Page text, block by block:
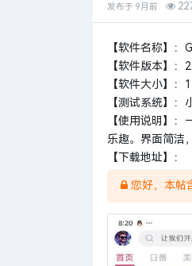
发布于 9月前
【软件名称】：
【软件版本】：
【软件大小】：
【测试系统】：
【使用说明】
乐趣。界面简洁
【下载地址】：
您好，本帖